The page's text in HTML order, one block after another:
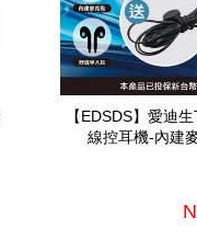
【EDSDS】愛迪
線控耳機-內建